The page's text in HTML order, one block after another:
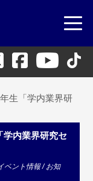
生「学内業界研
学内業界研究セ
ベント情報/お知